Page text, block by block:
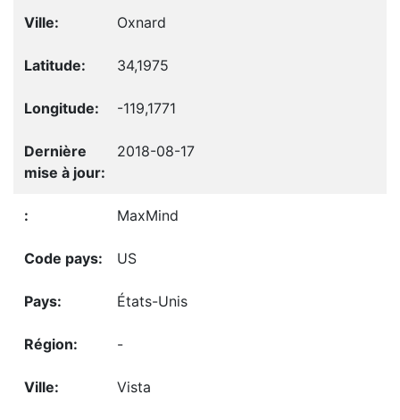
Oxnard
34,1975
-119,1771
2018-08-17
MaxMind
US
États-Unis
-
Vista